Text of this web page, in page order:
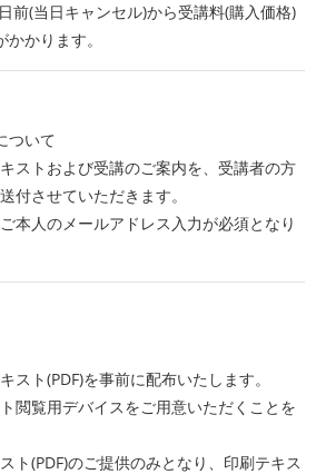
前(当日キャンセル)から受講料(購入価格)
かります。
ついて
ストおよび受講のご案内を、受講者の方
付させていただきます。
本人のメールアドレス入力が必須となり
スト(PDF)を事前に配布いたします。
閲覧用デバイスをご用意いただくことを
ト(PDF)のご提供のみとなり、印刷テキス